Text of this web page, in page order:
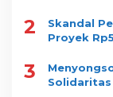
2
Skandal
Proyek
3